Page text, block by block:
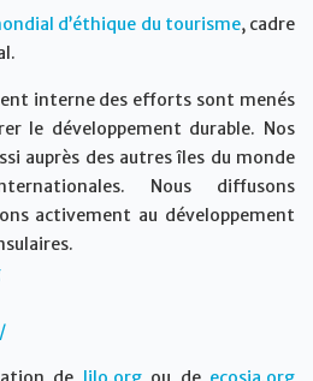
d’éthique du tourisme, cadre
interne des efforts sont menés
le développement durable. Nos
auprès des autres îles du monde
Nous diffusons
activement au développement